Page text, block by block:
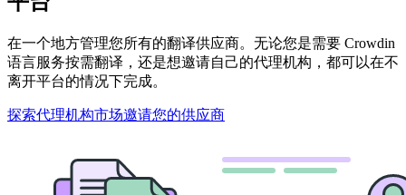
在一个地方管理您所有的翻译供应商。无论您是需要 Crowdin
语言服务按需翻译，还是想邀请自己的代理机构，都可以在不
离开平台的情况下完成。
探索代理机构市场邀请您的供应商